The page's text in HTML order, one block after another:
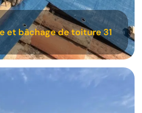
et bâchage de toiture 31